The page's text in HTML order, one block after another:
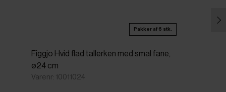
Pakker af 6 stk.
Figgjo Hvid flad tallerken med smal fane,
ø24 cm
Varenr: 10011024